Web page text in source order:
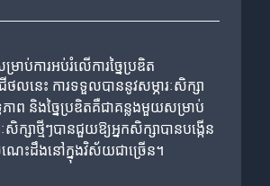
ម្រាប់ការអប់រំលើការច្នៃប្រឌិត
នេះ ការទទួលបាននូវសម្ភារៈសិក្សា
ាព និងច្នៃប្រឌិតគឺជាគន្លងមួយសម្រាប់
សិក្សាថ្មីៗបានជួយឱ្យអ្នកសិក្សាបានបង្កើន
េះដឹងនៅក្នុងវិស័យជាច្រើន។